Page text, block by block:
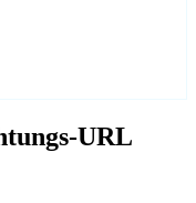
URL